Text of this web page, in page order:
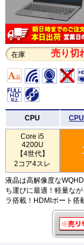
在庫 売り切
CPU
Core i5
4200U
【4世代】
2コア4スレ
液晶は高解像度な
ち運びに最適！軽量な
ラ搭載！HDMIポート搭